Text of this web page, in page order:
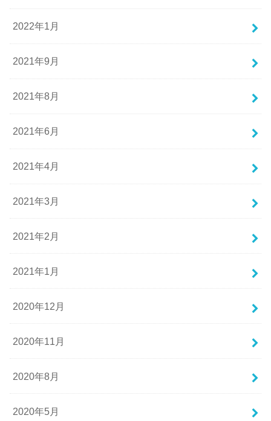
2022年1月
2021年9月
2021年8月
2021年6月
2021年4月
2021年3月
2021年2月
2021年1月
2020年12月
2020年11月
2020年8月
2020年5月